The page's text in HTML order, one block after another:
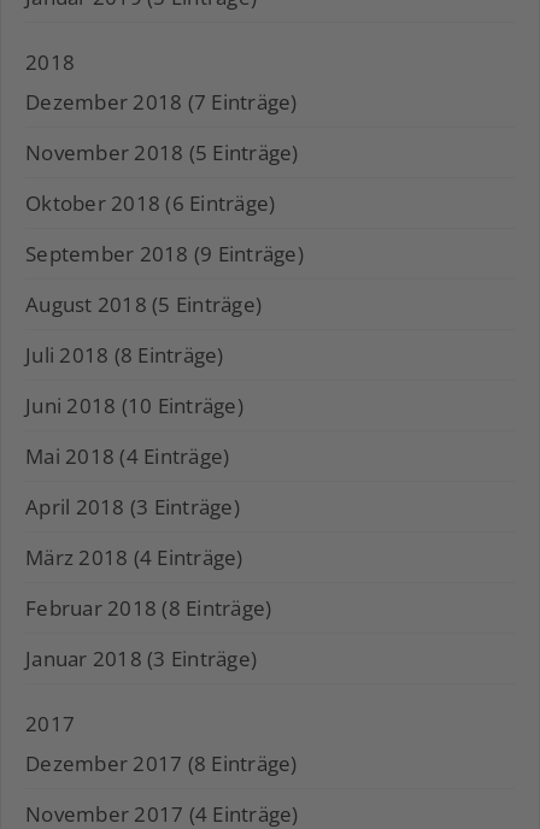
2018
Dezember 2018 (7 Einträge)
November 2018 (5 Einträge)
Oktober 2018 (6 Einträge)
September 2018 (9 Einträge)
August 2018 (5 Einträge)
Juli 2018 (8 Einträge)
Juni 2018 (10 Einträge)
Mai 2018 (4 Einträge)
April 2018 (3 Einträge)
März 2018 (4 Einträge)
Februar 2018 (8 Einträge)
Januar 2018 (3 Einträge)
2017
Dezember 2017 (8 Einträge)
November 2017 (4 Einträge)